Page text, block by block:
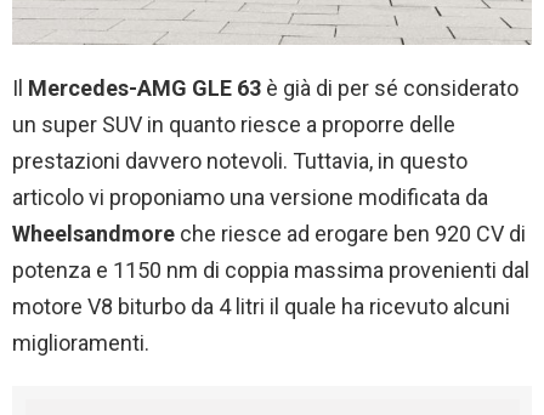
Il Mercedes-AMG GLE 63 è già di per sé considerato
un super SUV in quanto riesce a proporre delle
prestazioni davvero notevoli. Tuttavia, in questo
articolo vi proponiamo una versione modificata da
Wheelsandmore che riesce ad erogare ben 920 CV di
potenza e 1150 nm di coppia massima provenienti dal
motore V8 biturbo da 4 litri il quale ha ricevuto alcuni
miglioramenti.